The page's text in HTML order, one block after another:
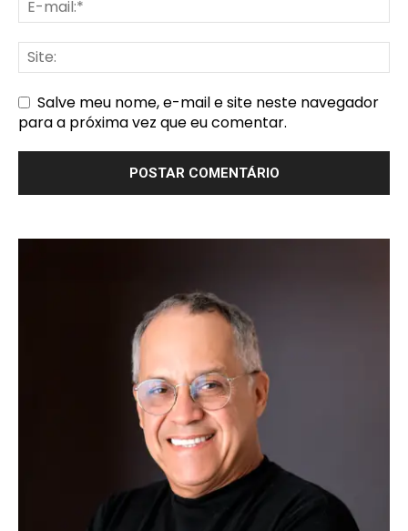
Salve meu nome, e-mail e site neste navegador
para a próxima vez que eu comentar.